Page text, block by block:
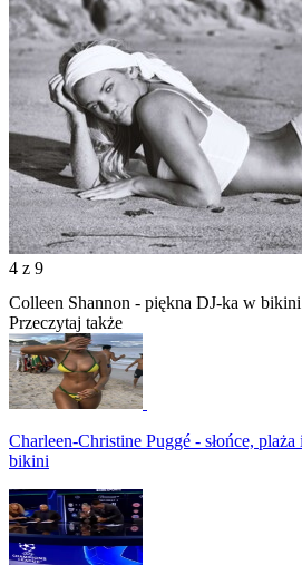
4 z 9
Colleen Shannon - piękna DJ-ka w bikini
Przeczytaj także
Charleen-Christine Puggé - słońce,
bikini